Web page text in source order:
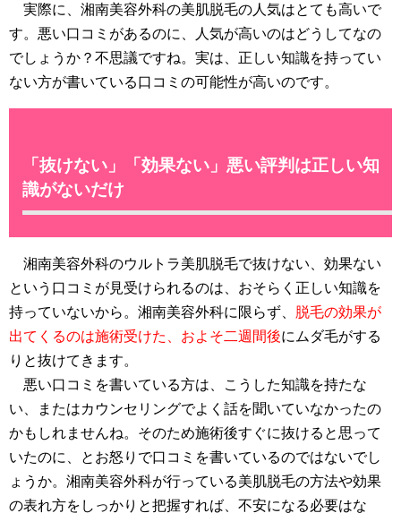
実際に、湘南美容外科の美肌脱毛の人気はとても高いで
す。悪い口コミがあるのに、人気が高いのはどうしてなの
でしょうか？不思議ですね。実は、正しい知識を持ってい
ない方が書いている口コミの可能性が高いのです。
「抜けない」「効果ない」悪い評判は正しい知
識がないだけ
湘南美容外科のウルトラ美肌脱毛で抜けない、効果ない
という口コミが見受けられるのは、おそらく正しい知識を
持っていないから。湘南美容外科に限らず、 脱毛の効果が
出てくるのは施術受けた、およそ二週間後にムダ毛がする
りと抜けてきます。
悪い口コミを書いている方は、こうした知識を持たな
い、またはカウンセリングでよく話を聞いていなかったの
かもしれませんね。そのため施術後すぐに抜けると思って
いたのに、とお怒りで口コミを書いているのではないでし
ょうか。湘南美容外科が行っている美肌脱毛の方法や効果
の表れ方をしっかりと把握すれば、不安になる必要はな